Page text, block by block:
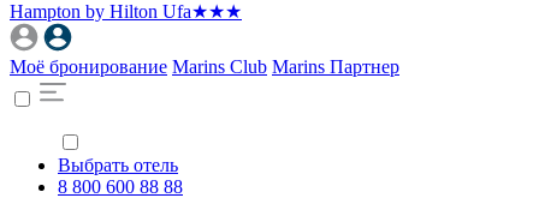
Hampton by Hilton Ufa★★★
Моё бронирование Marins Club Marins Партнер
Выбрать отель
8 800 600 88 88